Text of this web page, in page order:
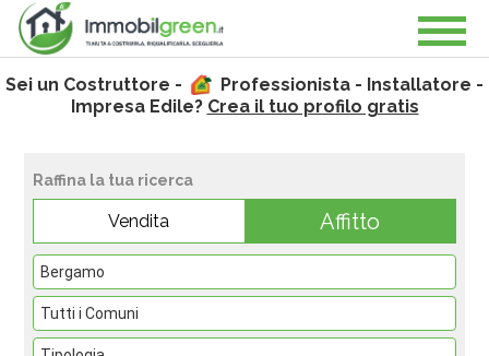
Sei un Costruttore -
Professionista - Installatore -
Impresa Edile? Crea il tuo profilo gratis
Raffina la tua ricerca
Vendita Affitto